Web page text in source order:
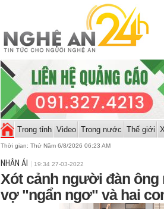
Trong tỉnh Video Trong nước Thế giới
Thời gian: Thứ Năm 6/8/2026 06:23 AM
NHÂN ÁI 19:34 27-03-2022
Xót cảnh người đàn ông
vợ "ngẩn ngơ" và hai